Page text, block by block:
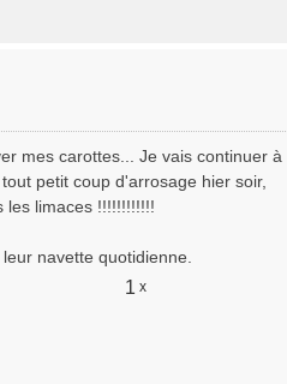
mes carottes... Je vais continuer à
petit coup d'arrosage hier soir,
les limaces !!!!!!!!!!!!
navette quotidienne.
1 x